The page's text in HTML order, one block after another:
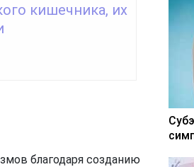
кишечника, их
благодаря созданию